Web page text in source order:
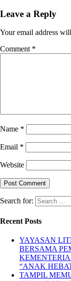
Leave a Reply
Your email address
Comment *
Name *
Email *
Website
Search for:
Recent Posts
YAYASAN
BERSAMA
“ANAK
TAMPIL